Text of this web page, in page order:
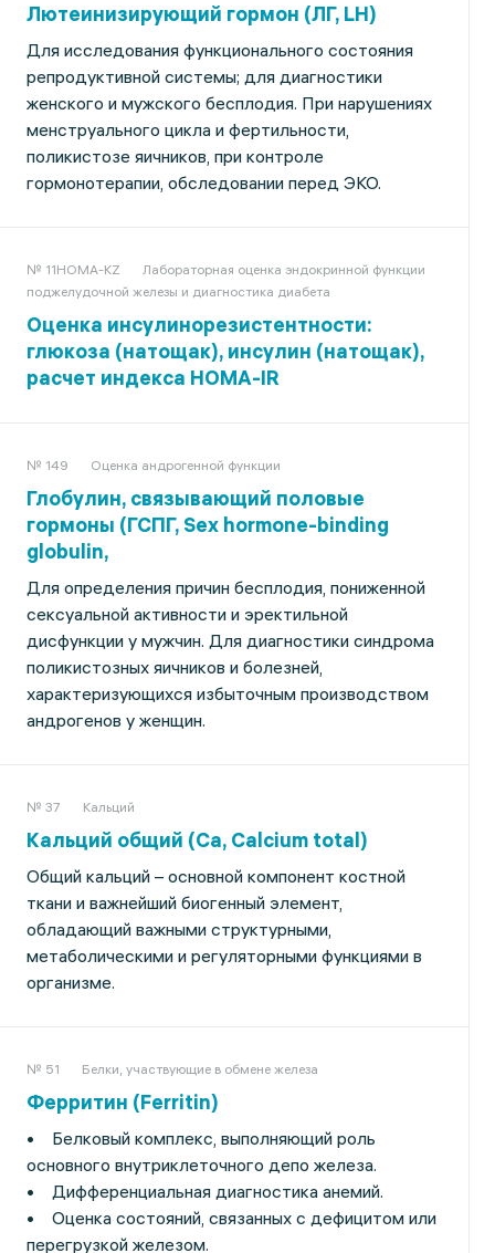
Лютеинизирующий гормон (ЛГ, LH)
Для исследования функционального состояния
репродуктивной системы; для диагностики
женского и мужского бесплодия. При нарушениях
менструального цикла и фертильности,
поликистозе яичников, при контроле
гормонотерапии, обследовании перед ЭКО.
№ 11HOMA-KZ
Лабораторная оценка эндокринной функции
поджелудочной железы и диагностика диабета
Оценка инсулинорезистентности:
глюкоза (натощак), инсулин (натощак),
расчет индекса HOMA-IR
№ 149 Оценка андрогенной функции
Глобулин, связывающий половые
гормоны (ГСПГ, Sex hormone-binding
globulin,
Для определения причин бесплодия, пониженной
сексуальной активности и эректильной
дисфункции у мужчин. Для диагностики синдрома
поликистозных яичников и болезней,
характеризующихся избыточным производством
андрогенов у женщин.
№ 37 Кальций
Кальций общий (Ca, Calcium total)
Общий кальций – основной компонент костной
ткани и важнейший биогенный элемент,
обладающий важными структурными,
метаболическими и регуляторными функциями в
организме.
№ 51 Белки, участвующие в обмене железа
Ферритин (Ferritin)
• Белковый комплекс, выполняющий роль
основного внутриклеточного депо железа.
• Дифференциальная диагностика анемий.
• Оценка состояний, связанных с дефицитом или
перегрузкой железом.